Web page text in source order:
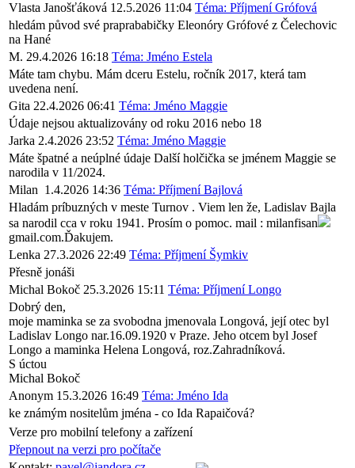
Vlasta Janošťáková 12.5.2026 11:04 Téma: Příjmení Grófová
hledám původ své praprababičky Eleonóry Grófové z Čelechovic
na Hané
M. 29.4.2026 16:18 Téma: Jméno Estela
Máte tam chybu. Mám dceru Estelu, ročník 2017, která tam
uvedena není.
Gita 22.4.2026 06:41 Téma: Jméno Maggie
Údaje nejsou aktualizovány od roku 2016 nebo 18
Jarka 2.4.2026 23:52 Téma: Jméno Maggie
Máte špatné a neúplné údaje Další holčička se jménem Maggie se
narodila v 11/2024.
Milan 1.4.2026 14:36 Téma: Příjmení Bajlová
Hladám príbuzných v meste Turnov . Viem len že, Ladislav Bajla
sa narodil cca v roku 1941. Prosím o pomoc. mail : milanfisan
gmail.com.Ďakujem.
Lenka 27.3.2026 22:49 Téma: Příjmení Šymkiv
Přesně jonáši
Michal Bokoč 25.3.2026 15:11 Téma: Příjmení Longo
Dobrý den,
moje maminka se za svobodna jmenovala Longová, její otec byl
Ladislav Longo nar.16.09.1920 v Praze. Jeho otcem byl Josef
Longo a maminka Helena Longová, roz.Zahradníková.
S úctou
Michal Bokoč
Anonym 15.3.2026 16:49 Téma: Jméno Ida
ke známým nositelům jména - co Ida Rapaičová?
Verze pro mobilní telefony a zařízení
Přepnout na verzi pro počítače